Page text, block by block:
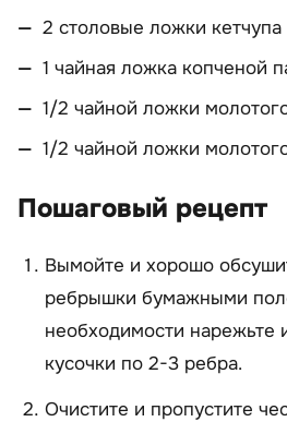
2 столовые ложки кетчупа
1 чайная ложка копченой
1/2 чайной ложки
1/2 чайной ложки
Пошаговый рецепт
Вымойте и хорошо
ребрышки бумажными
необходимости нарежьте
кусочки по 2-3 ребра.
Очистите и пропустите